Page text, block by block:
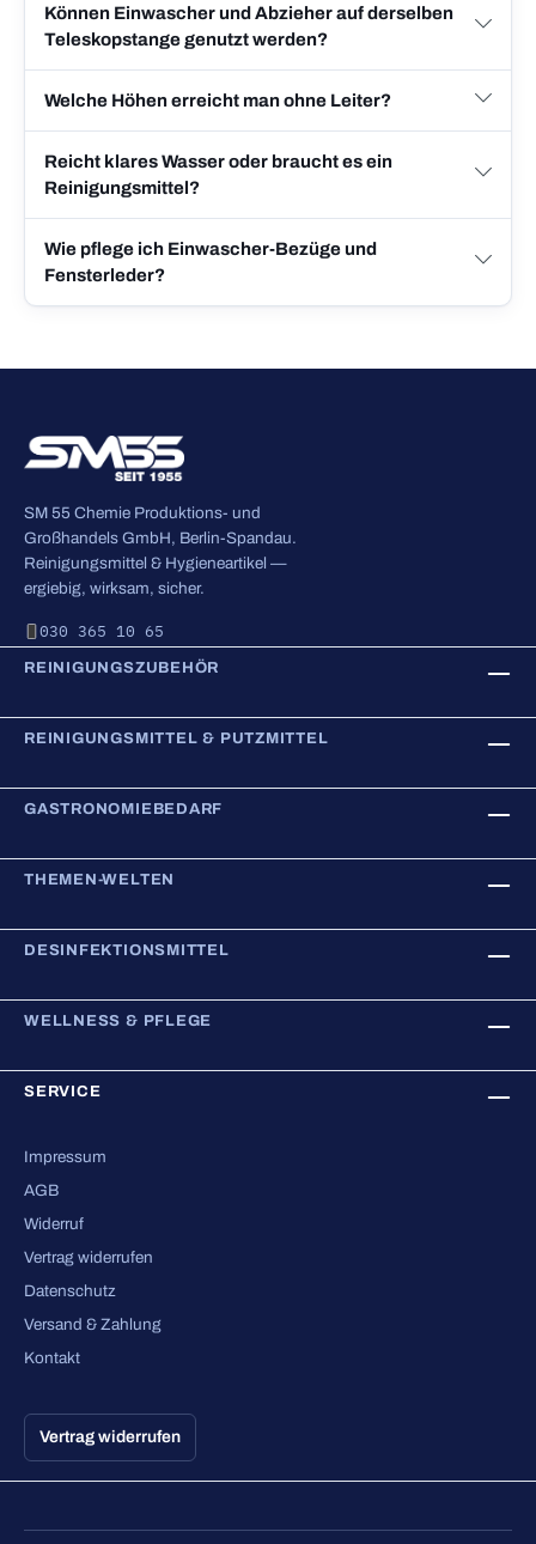
Können Einwascher und Abzieher auf derselben
Teleskopstange genutzt werden?
Welche Höhen erreicht man ohne Leiter?
Reicht klares Wasser oder braucht es ein
Reinigungsmittel?
Wie pflege ich Einwascher-Bezüge und
Fensterleder?
SM 55 Chemie Produktions- und
Großhandels GmbH, Berlin-Spandau.
Reinigungsmittel & Hygieneartikel —
ergiebig, wirksam, sicher.
030 365 10 65
REINIGUNGSZUBEHÖR
REINIGUNGSMITTEL & PUTZMITTEL
GASTRONOMIEBEDARF
THEMEN-WELTEN
DESINFEKTIONSMITTEL
WELLNESS & PFLEGE
SERVICE
Impressum
AGB
Widerruf
Vertrag widerrufen
Datenschutz
Versand & Zahlung
Kontakt
Vertrag widerrufen